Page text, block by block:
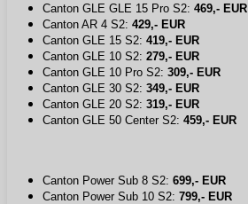
Canton GLE GLE 15 Pro S2: 469,- EUR
Canton AR 4 S2: 429,- EUR
Canton GLE 15 S2: 419,- EUR
Canton GLE 10 S2: 279,- EUR
Canton GLE 10 Pro S2: 309,- EUR
Canton GLE 30 S2: 349,- EUR
Canton GLE 20 S2: 319,- EUR
Canton GLE 50 Center S2: 459,- EUR
Canton Power Sub 8 S2: 699,- EUR
Canton Power Sub 10 S2: 799,- EUR